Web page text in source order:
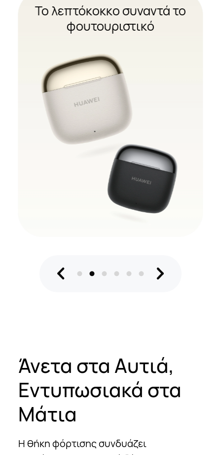
Το λεπτόκοκκο συναντά το
φουτουριστικό
Άνετα στα Αυτιά,
Εντυπωσιακά στα
Μάτια
Η θήκη φόρτισης συνδυάζει